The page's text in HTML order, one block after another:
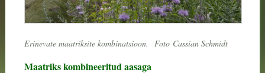
Erinevate maatriksite kombinatsioon. Foto Cassian Schmidt
Maatriks kombineeritud aasaga